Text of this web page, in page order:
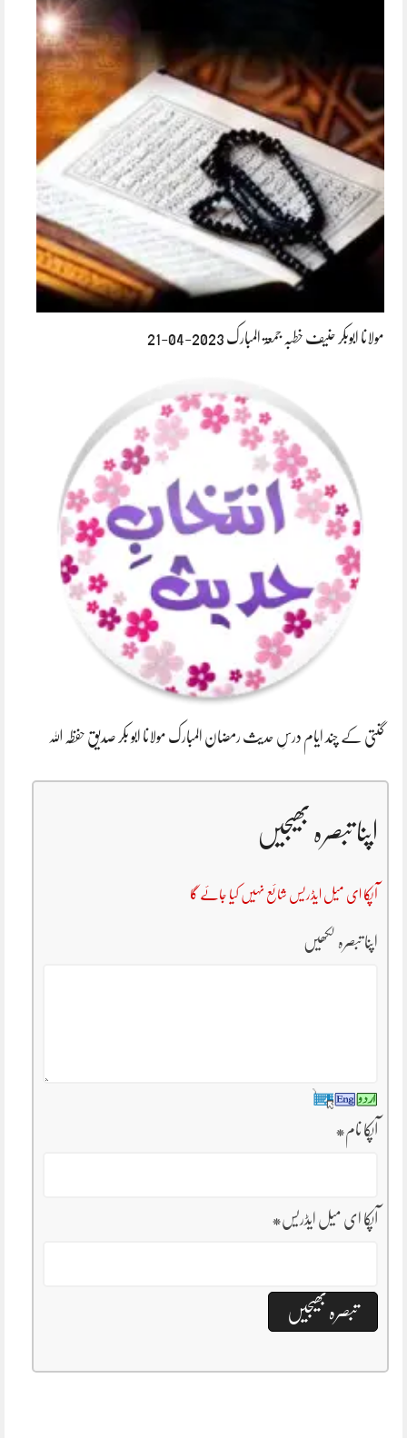
مولانا ابوبکر حنیف خطبہ جمعۃ المبارک 2023-04-21
گنتی کے چند ایام درسِ حدیث رمضان المبارک مولانا ابو بکر صدیق حفظہ اللہ
اپنا تبصرہ بھیجیں
آپکا ای میل ایڈریس شائع نہیں کیا جائے گا
اپنا تبصرہ لکھیں
آپکا نام*
آپکا ای میل ایڈریس*